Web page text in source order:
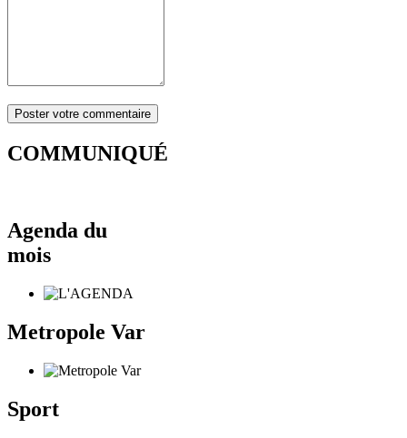
COMMUNIQUÉ
Agenda du
mois
Metropole Var
Sport